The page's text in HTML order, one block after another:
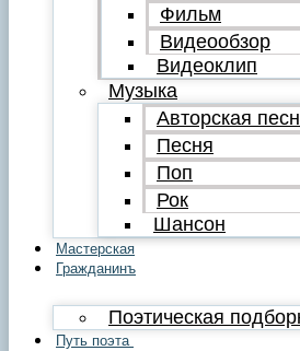
Фильм
Видеообзор
Видеоклип
Музыка
Авторская
Песня
Поп
Рок
Шансон
Мастерская
Гражданинъ
Поэтическая
Путь поэта